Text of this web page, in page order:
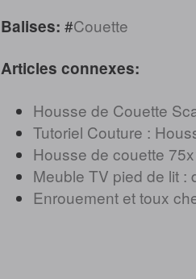
Balises: #Couette
Articles connexes:
Housse de Couette
Tutoriel Couture :
Housse de couette
Meuble TV pied de lit :
Enrouement et toux